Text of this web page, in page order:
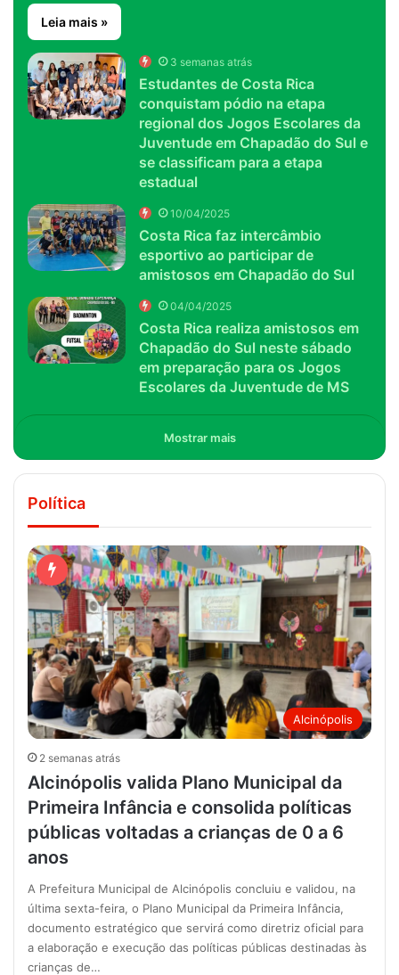
Leia mais »
3 semanas atrás
Estudantes de Costa Rica
conquistam pódio na etapa
regional dos Jogos Escolares da
Juventude em Chapadão do Sul e
se classificam para a etapa
estadual
10/04/2025
Costa Rica faz intercâmbio
esportivo ao participar de
amistosos em Chapadão do Sul
04/04/2025
Costa Rica realiza amistosos em
Chapadão do Sul neste sábado
em preparação para os Jogos
Escolares da Juventude de MS
Mostrar mais
Política
Alcinópolis
2 semanas atrás
Alcinópolis valida Plano Municipal da
Primeira Infância e consolida políticas
públicas voltadas a crianças de 0 a 6
anos
A Prefeitura Municipal de Alcinópolis concluiu e validou, na
última sexta-feira, o Plano Municipal da Primeira Infância,
documento estratégico que servirá como diretriz oficial para
a elaboração e execução das políticas públicas destinadas às
crianças de…